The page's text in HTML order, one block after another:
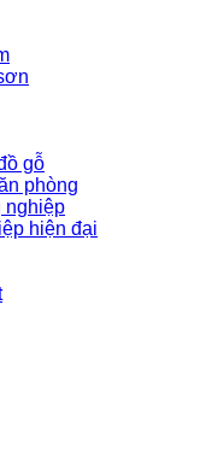
gỗ
phòng
nghiệp
hiện đại